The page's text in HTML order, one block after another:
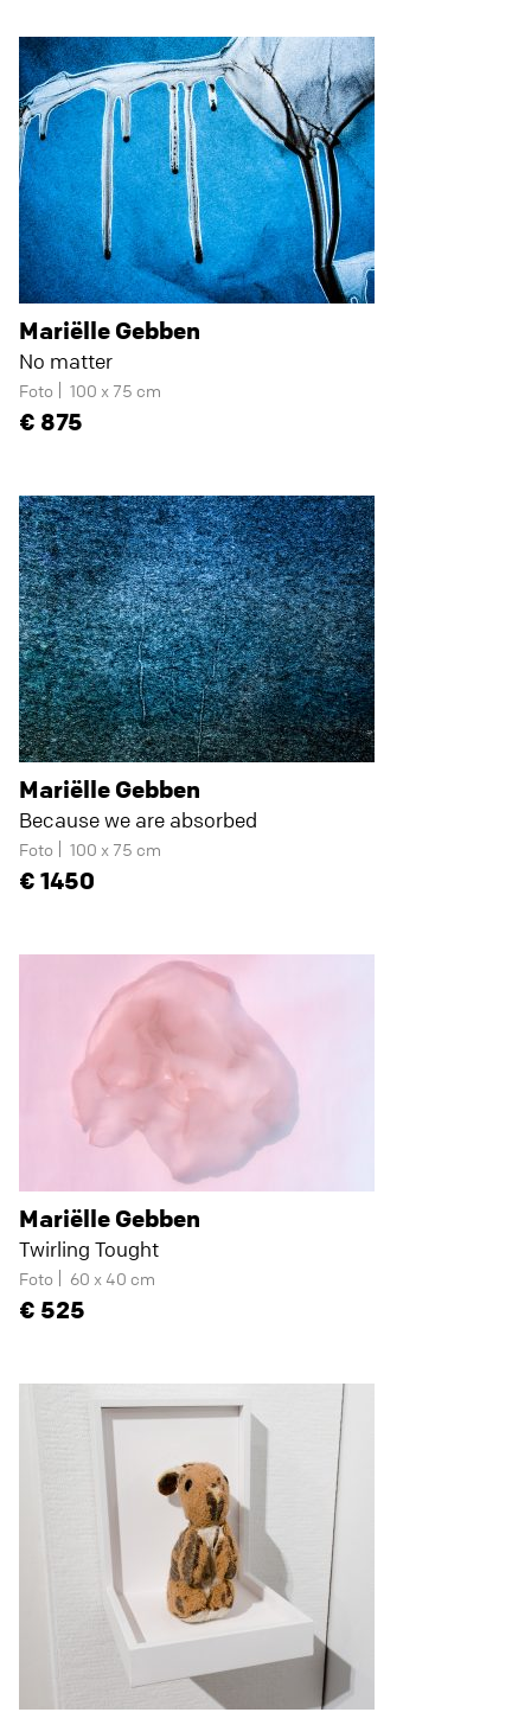
Mariëlle Gebben
No matter
Foto 100 x 75 cm
875
Mariëlle Gebben
Because we are absorbed
Foto 100 x 75 cm
1450
Mariëlle Gebben
Twirling Tought
Foto 60 x 40 cm
525